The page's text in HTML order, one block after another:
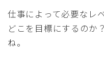
仕事によって必要なレ
どこを目標にするのか
ね。